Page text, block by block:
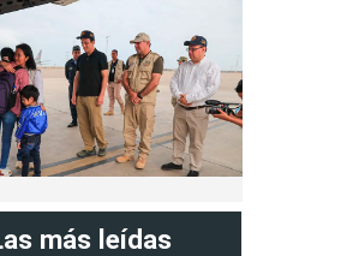
más leídas